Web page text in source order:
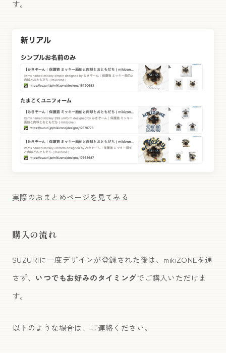
す。
実際のおまとめページを見てみる
購入の流れ
SUZURIに一度デザインが登録された後は、mikiZONEを通
さず、 いつでもお好みのタイミングでご購入いただけま
す。
以下のような場合は、ご連絡ください。